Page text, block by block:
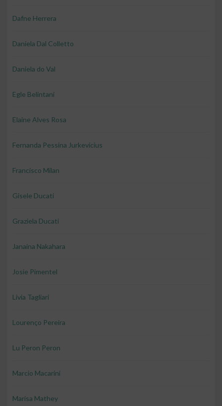
Dafne Herrera
Daniela Dal Colletto
Daniela do Val
Egle Belintani
Elaine Alves Rosa
Fernanda Pessina Jurkevicius
Francisco Milan
Gisele Ducati
Graziela Ducati
Janaina Nakahara
Josie Pimentel
Livia Tagliari
Lourenço Pereira
Lu Peron Peron
Marcio Macarini
Marisa Mathey